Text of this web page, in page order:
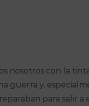
nosotros con la
guerra y,
para salir a